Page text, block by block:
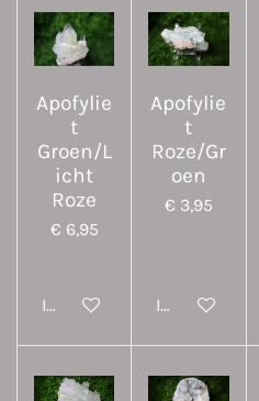
Apofylie
t
Groen/L
icht
Roze
€ 6,95
In winkelwagen
Apofylie
t
Roze/Gr
oen
€ 3,95
In